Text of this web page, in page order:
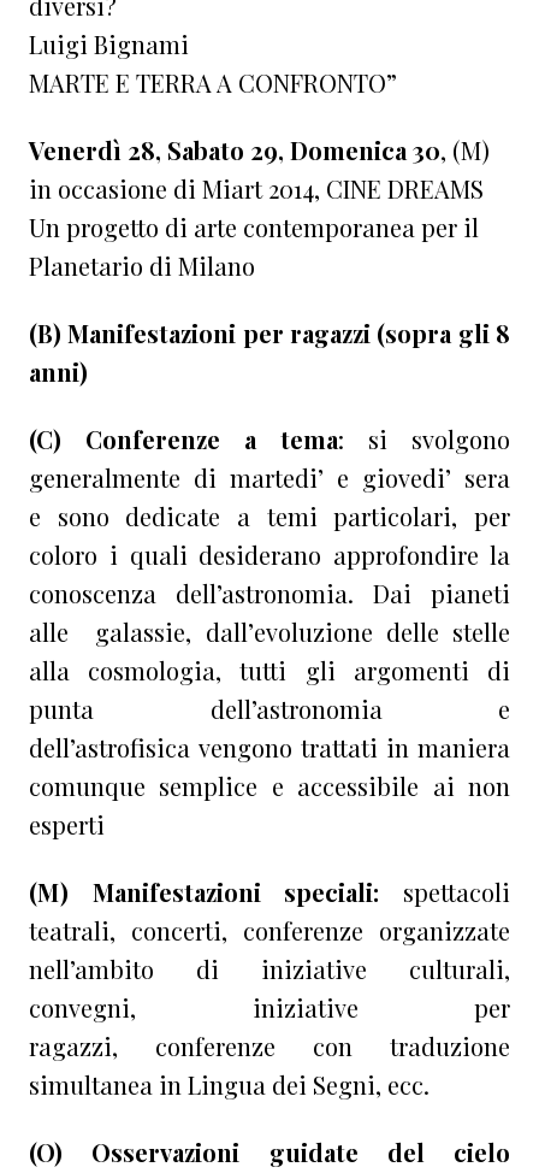
Luigi Bignami
MARTE E TERRA A CONFRONTO”
Venerdì 28, Sabato 29, Domenica 30, (M)
in occasione di Miart 2014, CINE DREAMS
Un progetto di arte contemporanea per il
Planetario di Milano
(B) Manifestazioni per ragazzi (sopra gli 8
anni)
(C) Conferenze a tema: si svolgono
generalmente di martedi’ e giovedi’ sera
e sono dedicate a temi particolari, per
coloro i quali desiderano approfondire la
conoscenza dell’astronomia. Dai pianeti
alle galassie, dall’evoluzione delle stelle
alla cosmologia, tutti gli argomenti di
punta dell’astronomia e
dell’astrofisica vengono trattati in maniera
comunque semplice e accessibile ai non
esperti
(M) Manifestazioni speciali: spettacoli
teatrali, concerti, conferenze organizzate
nell’ambito di iniziative culturali,
convegni, iniziative per
ragazzi, conferenze con traduzione
simultanea in Lingua dei Segni, ecc.
(O) Osservazioni guidate del cielo